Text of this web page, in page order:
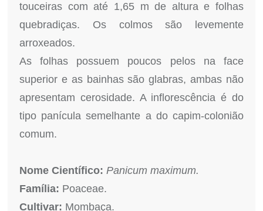
touceiras com até 1,65 m de altura e folhas
quebradiças. Os colmos são levemente
arroxeados.
As folhas possuem poucos pelos na face
superior e as bainhas são glabras, ambas não
apresentam cerosidade. A inflorescência é do
tipo panícula semelhante a do capim-colonião
comum.
Nome Científico: Panicum maximum.
Família: Poaceae.
Cultivar: Mombaça.